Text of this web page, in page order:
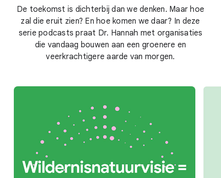
De toekomst is dichterbij dan we denken. Maar hoe
zal die eruit zien? En hoe komen we daar? In deze
serie podcasts praat Dr. Hannah met organisaties
die vandaag bouwen aan een groenere en
veerkrachtigere aarde van morgen.